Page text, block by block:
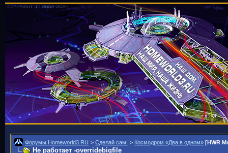
Форумы Homeworld3.RU > Сделай сам! > Космодром «Два в одном» [HWR
Не работает -overridebigfile